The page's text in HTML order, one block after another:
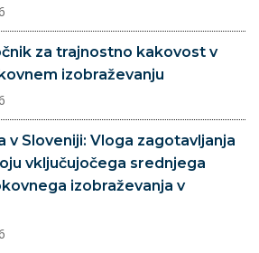
za trajnostno kakovost v
izobraževanju
v Sloveniji: Vloga zagotavljanja
vključujočega srednjega
izobraževanja v